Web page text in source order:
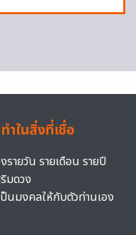
ำในสิ่งที่เชื่อ
รายวัน รายเดือน รายปี
มดวง
นมงคลให้กับตัวท่านเอง